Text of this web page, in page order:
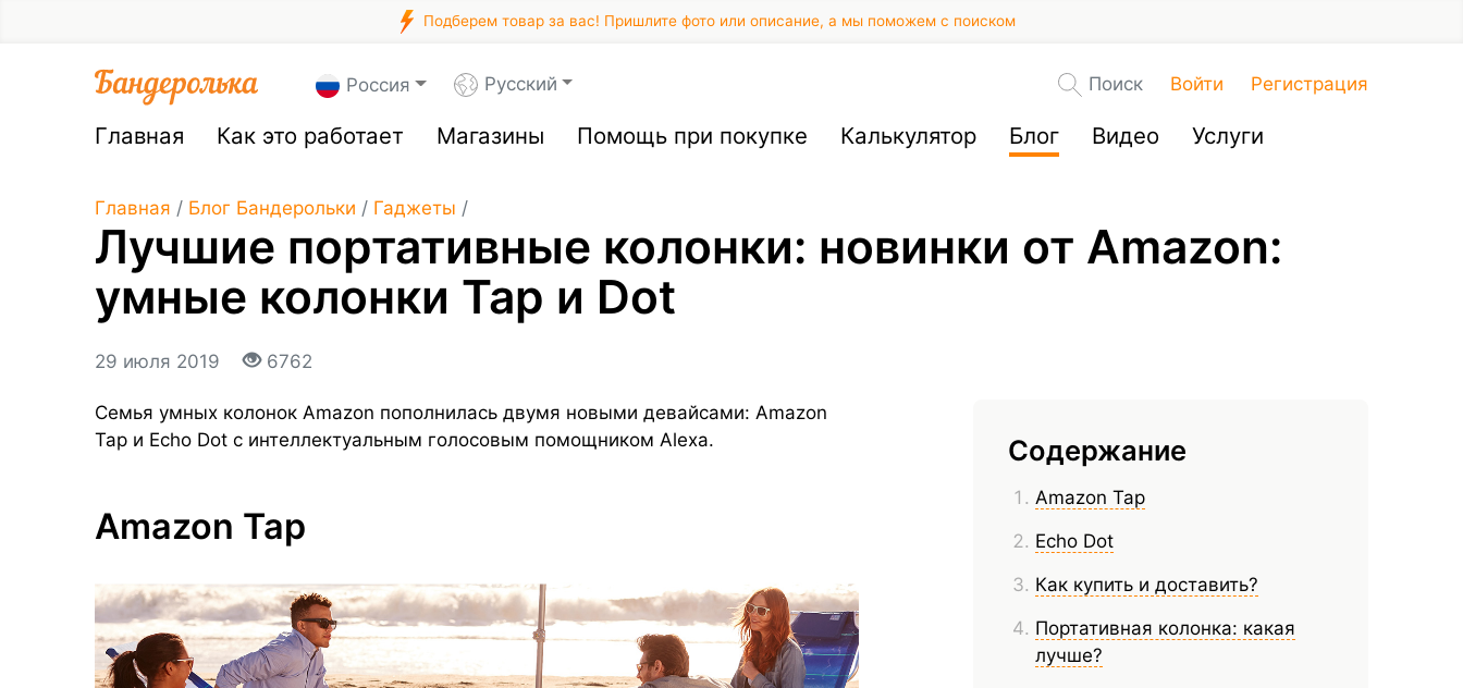
Подберем товар за вас! Пришлите фото или описание, а мы поможем с поиском
Россия Русский Поиск Войти Регистрация
Главная Как это работает Магазины Помощь при покупке Калькулятор Блог Видео Услуги
Главная / Блог Бандерольки / Гаджеты /
Лучшие портативные колонки: новинки от Amazon:
умные колонки Tap и Dot
29 июля 2019 6762
Содержание
Amazon Tap
Echo Dot
Как купить и доставить?
Портативная колонка: какая
лучше?
Семья умных колонок Amazon пополнилась двумя новыми девайсами: Amazon
Tap и Echo Dot с интеллектуальным голосовым помощником Alexa.
Amazon Tap